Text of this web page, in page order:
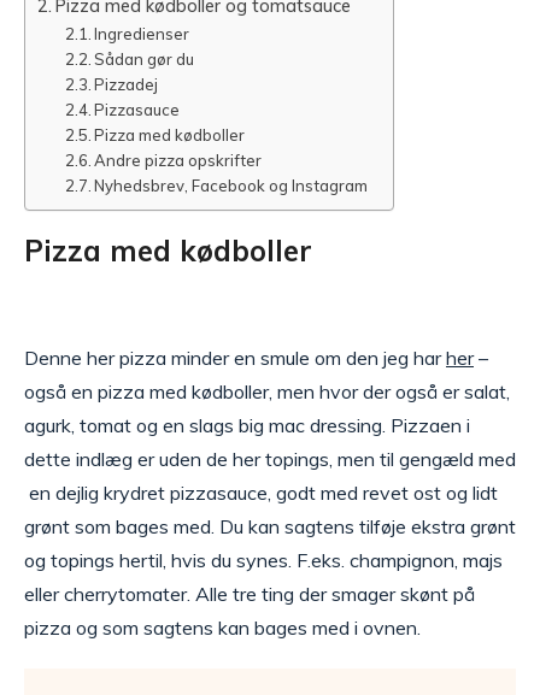
Pizza med kødboller og tomatsauce
Ingredienser
Sådan gør du
Pizzadej
Pizzasauce
Pizza med kødboller
Andre pizza opskrifter
Nyhedsbrev, Facebook og Instagram
Pizza med kødboller
Denne her pizza minder en smule om den jeg harher–
også en pizza med kødboller, men hvor der også er salat,
agurk, tomat og en slags big mac dressing. Pizzaen i
dette indlæg er uden de her topings, men til gengæld med
en dejlig krydret pizzasauce, godt med revet ost og lidt
grønt som bages med. Du kan sagtens tilføje ekstra grønt
og topings hertil, hvis du synes. F.eks. champignon, majs
eller cherrytomater. Alle tre ting der smager skønt på
pizza og som sagtens kan bages med i ovnen.